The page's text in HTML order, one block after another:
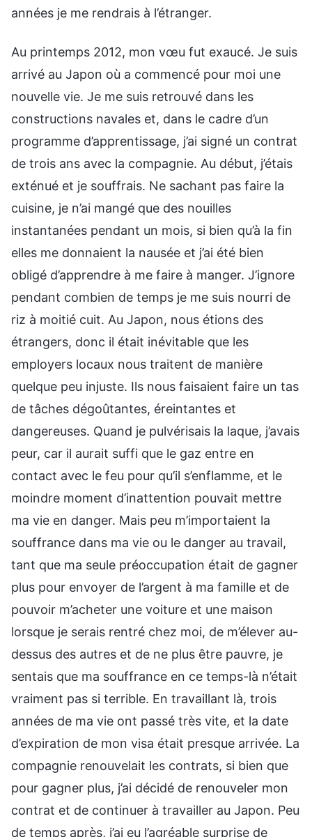
années je me rendrais à l’étranger.
Au printemps 2012, mon vœu fut exaucé. Je suis
arrivé au Japon où a commencé pour moi une
nouvelle vie. Je me suis retrouvé dans les
constructions navales et, dans le cadre d’un
programme d’apprentissage, j’ai signé un contrat
de trois ans avec la compagnie. Au début, j’étais
exténué et je souffrais. Ne sachant pas faire la
cuisine, je n’ai mangé que des nouilles
instantanées pendant un mois, si bien qu’à la fin
elles me donnaient la nausée et j’ai été bien
obligé d’apprendre à me faire à manger. J’ignore
pendant combien de temps je me suis nourri de
riz à moitié cuit. Au Japon, nous étions des
étrangers, donc il était inévitable que les
employers locaux nous traitent de manière
quelque peu injuste. Ils nous faisaient faire un tas
de tâches dégoûtantes, éreintantes et
dangereuses. Quand je pulvérisais la laque, j’avais
peur, car il aurait suffi que le gaz entre en
contact avec le feu pour qu’il s’enflamme, et le
moindre moment d’inattention pouvait mettre
ma vie en danger. Mais peu m’importaient la
souffrance dans ma vie ou le danger au travail,
tant que ma seule préoccupation était de gagner
plus pour envoyer de l’argent à ma famille et de
pouvoir m’acheter une voiture et une maison
lorsque je serais rentré chez moi, de m’élever au-
dessus des autres et de ne plus être pauvre, je
sentais que ma souffrance en ce temps-là n’était
vraiment pas si terrible. En travaillant là, trois
années de ma vie ont passé très vite, et la date
d’expiration de mon visa était presque arrivée. La
compagnie renouvelait les contrats, si bien que
pour gagner plus, j’ai décidé de renouveler mon
contrat et de continuer à travailler au Japon. Peu
de temps après, j’ai eu l’agréable surprise de